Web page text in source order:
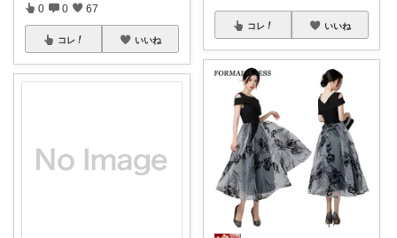
0 0 67
コレ いいね
コレ いいね